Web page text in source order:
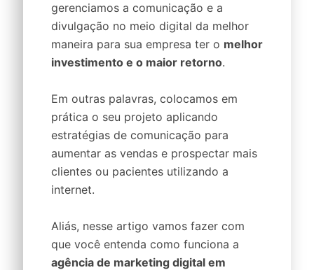
gerenciamos a comunicação e a
divulgação no meio digital da melhor
maneira para sua empresa ter o melhor
investimento e o maior retorno.
Em outras palavras, colocamos em
prática o seu projeto aplicando
estratégias de comunicação para
aumentar as vendas e prospectar mais
clientes ou pacientes utilizando a
internet.
Aliás, nesse artigo vamos fazer com
que você entenda como funciona a
agência de marketing digital em